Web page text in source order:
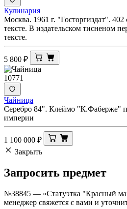
Кулинария
Москва. 1961 г. "Госторгиздат".
тексте. В издательском тисненом
тексте.
5 800 ₽
10771
Чайница
Серебро 84". Клеймо "К.Фаберже"
империи
1 100 000 ₽
Закрыть
Запросить предмет
№38845 — «Статуэтка "Красный
менеджер свяжется с вами и